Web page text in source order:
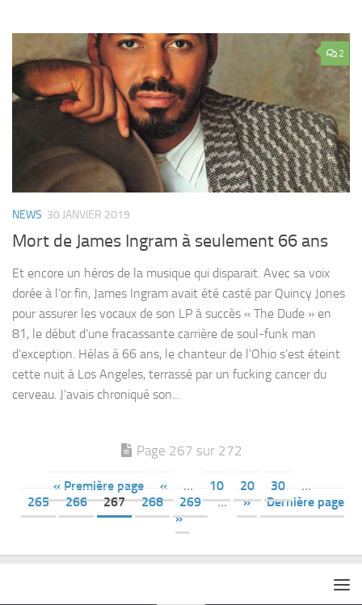
2
NEWS 30 JANVIER 2019
Mort de James Ingram à seulement 66 ans
Et encore un héros de la musique qui disparait. Avec sa voix
dorée à l’or fin, James Ingram avait été casté par Quincy Jones
pour assurer les vocaux de son LP à succès « The Dude » en
81, le début d’une fracassante carrière de soul-funk man
d’exception. Hélas à 66 ans, le chanteur de l’Ohio s’est éteint
cette nuit à Los Angeles, terrassé par un fucking cancer du
cerveau. J’avais chroniqué son...
Page 267 sur 272
« Première page « … 10 20 30
…
265
266 267 268 269 … »
Dernière page
»